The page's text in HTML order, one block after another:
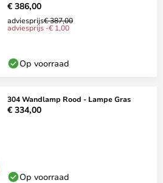
€ 386,00
adviesprijs€ 387,00
adviesprijs -€ 1,00
Op voorraad
304 Wandlamp Rood - Lampe Gras
€ 334,00
Op voorraad